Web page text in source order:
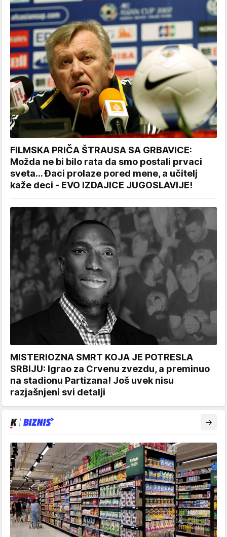
FILMSKA PRIČA ŠTRAUSA SA GRBAVICE:
Možda ne bi bilo rata da smo postali prvaci
sveta... Đaci prolaze pored mene, a učitelj
kaže deci - EVO IZDAJICE JUGOSLAVIJE!
MISTERIOZNA SMRT KOJA JE POTRESLA
SRBIJU: Igrao za Crvenu zvezdu, a preminuo
na stadionu Partizana! Još uvek nisu
razjašnjeni svi detalji